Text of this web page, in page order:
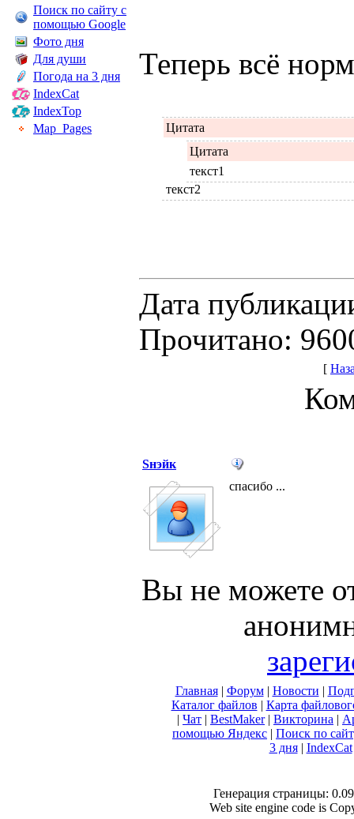
Поиск по сайту с
помощью Google
Фото дня
Для души
Погода на 3 дня
IndexCat
IndexTop
Map_Pages
Теперь всё
Цитата
Цитата
текст1
текст2
Дата
Прочитано:
[
Sнэйк
спасибо ...
Вы не можете
Главная| Форум| Новости |
Каталог файлов | Карта
| Чат | BestMaker| Викторина |
помощью Яндекс | Поиск по
3 дня| IndexCat
Генерация страницы:
Web site engine code is